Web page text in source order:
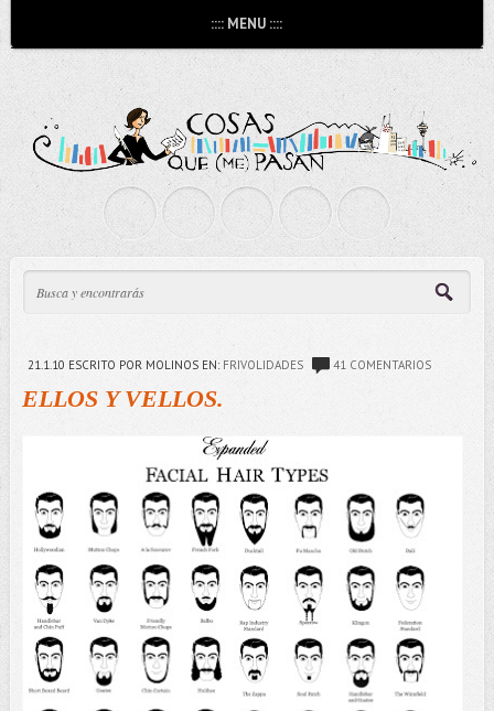
:::: MENU ::::
21.1.10 ESCRITO POR MOLINOS EN: FRIVOLIDADES 41 COMENTARIOS
ELLOS Y VELLOS.